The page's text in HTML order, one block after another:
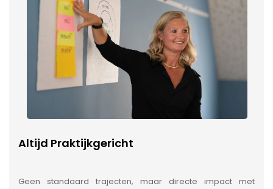
Altijd Praktijkgericht
Geen standaard trajecten, maar directe impact met